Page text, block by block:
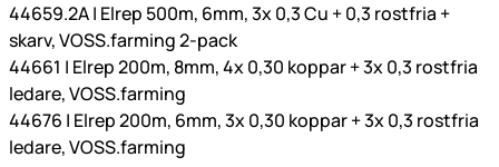
44659.2A | Elrep 500m, 6mm, 3x 0,3 Cu + 0,3 rostfria +
skarv, VOSS.farming 2-pack
44661 | Elrep 200m, 8mm, 4x 0,30 koppar + 3x 0,3 rostfria
ledare, VOSS.farming
44676 | Elrep 200m, 6mm, 3x 0,30 koppar + 3x 0,3 rostfria
ledare, VOSS.farming